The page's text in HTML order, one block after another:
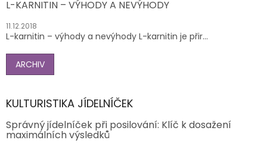
L-KARNITIN – VÝHODY A NEVÝHODY
11.12.2018
L-karnitin – výhody a nevýhody L-karnitin je přir...
ARCHIV
KULTURISTIKA JÍDELNÍČEK
Správný jídelníček při posilování: Klíč k dosažení
maximálních výsledků